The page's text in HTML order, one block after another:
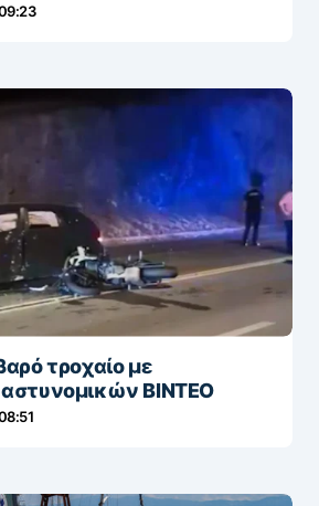
τροχαίο με
ΒΙΝΤΕΟ